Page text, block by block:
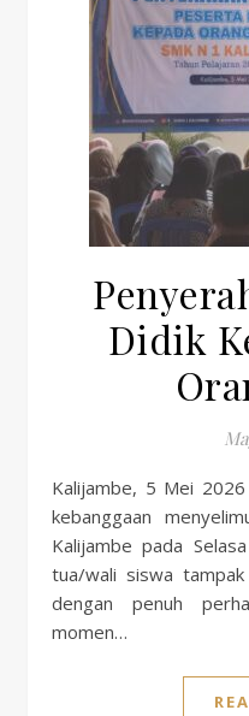
Didik
Kalijambe, 5 Mei 2026 — Suasana haru dan penuh
kebanggaan
Kalijambe pada
tua/wali siswa
dengan penuh
momen…